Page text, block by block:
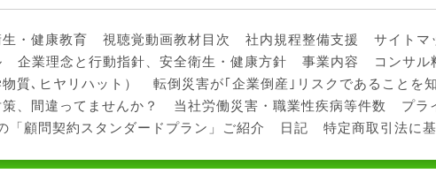
・健康教育 視聴覚動画教材目次 社内規程整備支援 サイトマ
企業理念と行動指針、安全衛生・健康方針 事業内容 コンサル
質､ヒヤリハット）
転倒災害が｢企業倒産｣リスクであることを
、間違ってませんか？
当社労働災害・職業性疾病等件数
プラ
「顧問契約スタンダードプラン」ご紹介
日記 特定商取引法に